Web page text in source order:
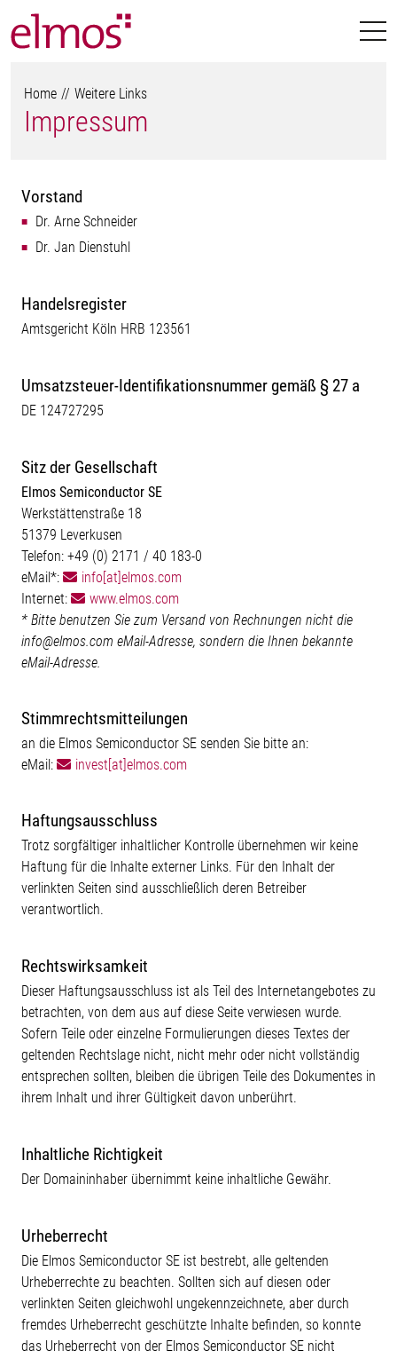
Home Weitere Links
Impressum
Vorstand
Dr. Arne Schneider
Dr. Jan Dienstuhl
Handelsregister
Amtsgericht Köln HRB 123561
Umsatzsteuer-Identifikationsnummer gemäß § 27 a
DE 124727295
Sitz der Gesellschaft
Elmos Semiconductor SE
Werkstättenstraße 18
51379 Leverkusen
Telefon: +49 (0) 2171 / 40 183-0
eMail*:
info[at]elmos.com
Internet:
www.elmos.com
* Bitte benutzen Sie zum Versand von Rechnungen nicht die
info@elmos.com eMail-Adresse, sondern die Ihnen bekannte
eMail-Adresse.
Stimmrechtsmitteilungen
an die Elmos Semiconductor SE senden Sie bitte an:
eMail:
invest[at]elmos.com
Haftungsausschluss
Trotz sorgfältiger inhaltlicher Kontrolle übernehmen wir keine
Haftung für die Inhalte externer Links. Für den Inhalt der
verlinkten Seiten sind ausschließlich deren Betreiber
verantwortlich.
Rechtswirksamkeit
Dieser Haftungsausschluss ist als Teil des Internetangebotes zu
betrachten, von dem aus auf diese Seite verwiesen wurde.
Sofern Teile oder einzelne Formulierungen dieses Textes der
geltenden Rechtslage nicht, nicht mehr oder nicht vollständig
entsprechen sollten, bleiben die übrigen Teile des Dokumentes in
ihrem Inhalt und ihrer Gültigkeit davon unberührt.
Inhaltliche Richtigkeit
Der Domaininhaber übernimmt keine inhaltliche Gewähr.
Urheberrecht
Die Elmos Semiconductor SE ist bestrebt, alle geltenden
Urheberrechte zu beachten. Sollten sich auf diesen oder
verlinkten Seiten gleichwohl ungekennzeichnete, aber durch
fremdes Urheberrecht geschützte Inhalte befinden, so konnte
das Urheberrecht von der Elmos Semiconductor SE nicht